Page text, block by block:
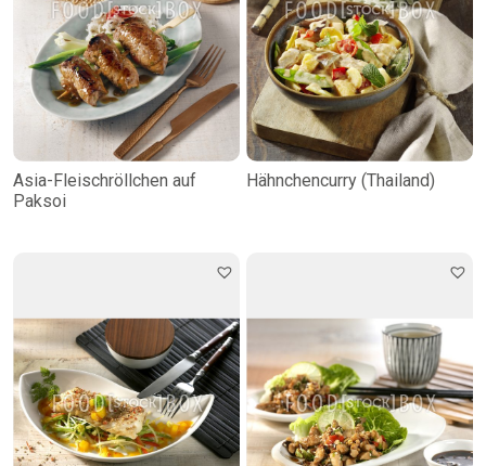
Asia-Fleischröllchen auf
Paksoi
Hähnchencurry (Thailand)